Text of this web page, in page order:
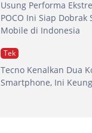
Usung Performa
POCO Ini Siap
Mobile di Indonesia
Tek
Tecno Kenalkan Dua
Smartphone, Ini